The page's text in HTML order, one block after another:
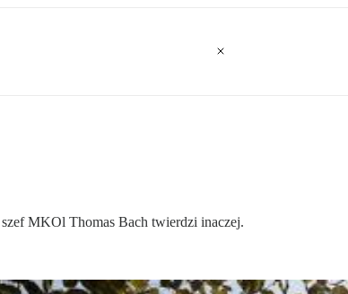
MKOl Thomas Bach twierdzi inaczej.